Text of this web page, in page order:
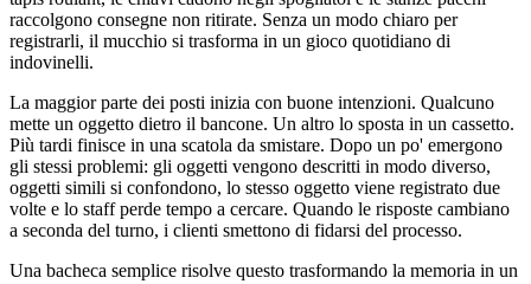
raccolgono consegne non ritirate. Senza un modo chiaro per
registrarli, il mucchio si trasforma in un gioco quotidiano di
indovinelli.
La maggior parte dei posti inizia con buone intenzioni. Qualcuno
mette un oggetto dietro il bancone. Un altro lo sposta in un cassetto.
Più tardi finisce in una scatola da smistare. Dopo un po' emergono
gli stessi problemi: gli oggetti vengono descritti in modo diverso,
oggetti simili si confondono, lo stesso oggetto viene registrato due
volte e lo staff perde tempo a cercare. Quando le risposte cambiano
a seconda del turno, i clienti smettono di fidarsi del processo.
Una bacheca semplice risolve questo trasformando la memoria in un